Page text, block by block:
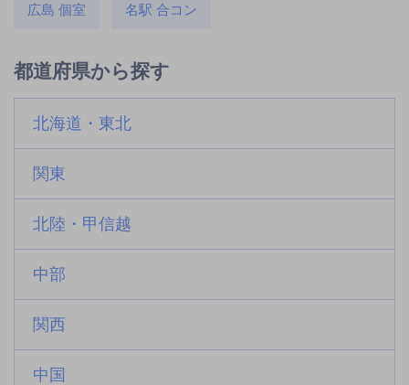
広島 個室 名駅 合コン
都道府県から探す
北海道・東北
関東
北陸・甲信越
中部
関西
中国